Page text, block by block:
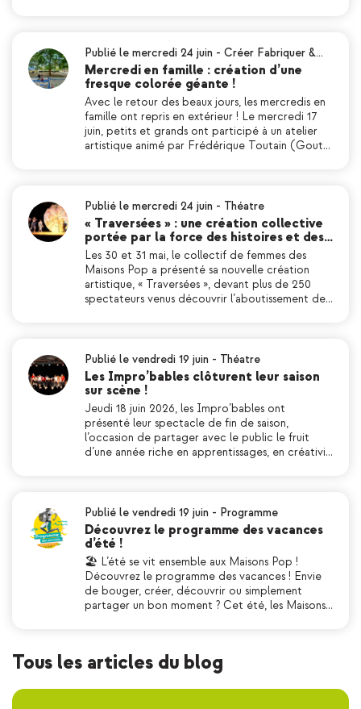
Publié le mercredi 24 juin - Créer Fabriquer &…
Mercredi en famille : création d’une
fresque colorée géante !
Avec le retour des beaux jours, les mercredis en
famille ont repris en extérieur ! Le mercredi 17
juin, petits et grands ont participé à un atelier
artistique animé par Frédérique Toutain (Gout…
Publié le mercredi 24 juin - Théatre
« Traversées » : une création collective
portée par la force des histoires et des…
Les 30 et 31 mai, le collectif de femmes des
Maisons Pop a présenté sa nouvelle création
artistique, « Traversées », devant plus de 250
spectateurs venus découvrir l’aboutissement de…
Publié le vendredi 19 juin - Théatre
Les Impro’bables clôturent leur saison
sur scène !
Jeudi 18 juin 2026, les Impro’bables ont
présenté leur spectacle de fin de saison,
l’occasion de partager avec le public le fruit
d’une année riche en apprentissages, en créativi…
Publié le vendredi 19 juin - Programme
Découvrez le programme des vacances
d’été !
🏖 L’été se vit ensemble aux Maisons Pop !
Découvrez le programme des vacances ! Envie
de bouger, créer, découvrir ou simplement
partager un bon moment ? Cet été, les Maisons…
Tous les articles du blog